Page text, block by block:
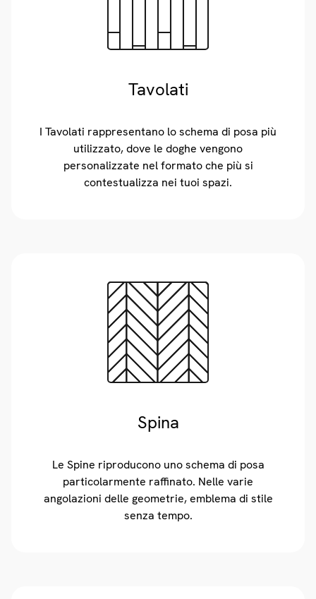
Tavolati
I Tavolati rappresentano lo schema di posa più
utilizzato, dove le doghe vengono
personalizzate nel formato che più si
contestualizza nei tuoi spazi.
Spina
Le Spine riproducono uno schema di posa
particolarmente raffinato. Nelle varie
angolazioni delle geometrie, emblema di stile
senza tempo.